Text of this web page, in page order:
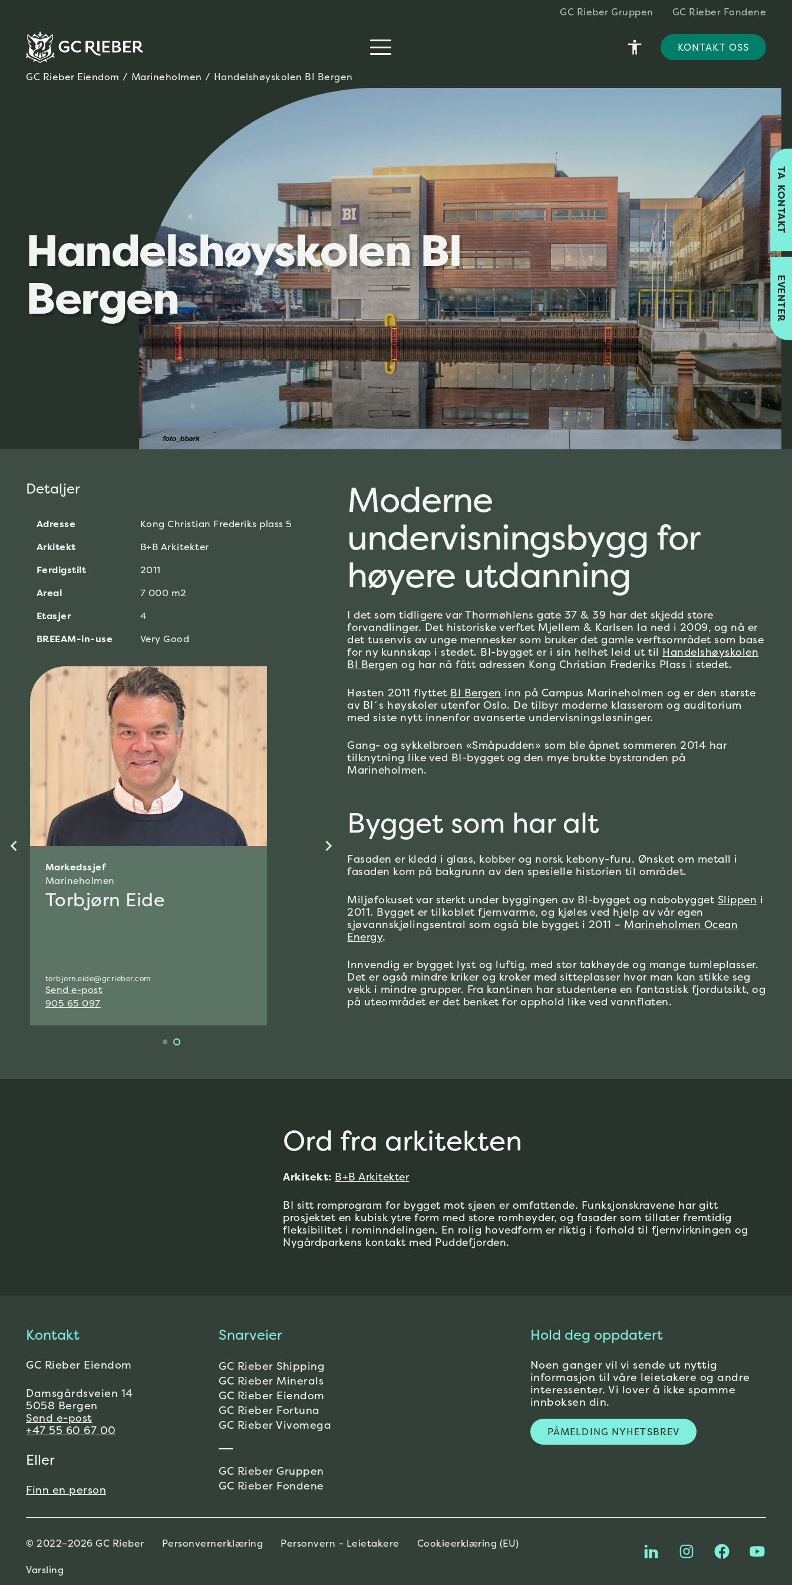
GC Rieber Gruppen GC Rieber Fondene
accessibility KONTAKT OSS
GC Rieber Eiendom / Marineholmen / Handels­høyskolen BI Bergen
Handelshøyskolen BI
Bergen
Detaljer
Adresse
Kong Christian Frederiks plass 5
Arkitekt
B+B Arkitekter
Ferdigstilt
2011
Areal
7 000 m2
Etasjer
4
BREEAM-in-use
Very Good
Markedssjef
Marineholmen
Torbjørn Eide
torbjorn.eide@gcrieber.com
Send e-post
905 65 097
Områdeleder
Eirik Haugsdal
eirik.haugsdal@gcrieber.com
Send e-post
930 18 107
Markedssjef
Torbjørn Eide
torbjorn.eide@gcrieber.com
Send e-post
905 65 097
Moderne
undervisningsbygg for
høyere utdanning
I det som tidligere var Thormøhlens gate 37 & 39 har det skjedd store
forvandlinger. Det historiske verftet Mjellem & Karlsen la ned i 2009, og nå er
det tusenvis av unge mennesker som bruker det gamle verftsområdet som base
for ny kunnskap i stedet. BI-bygget er i sin helhet leid ut til Handelshøyskolen
BI Bergen og har nå fått adressen Kong Christian Frederiks Plass i stedet.
Høsten 2011 flyttet BI Bergen inn på Campus Marineholmen og er den største
av BI´s høyskoler utenfor Oslo. De tilbyr moderne klasserom og auditorium
med siste nytt innenfor avanserte undervisningsløsninger.
Gang- og sykkelbroen «Småpudden» som ble åpnet sommeren 2014 har
tilknytning like ved BI-bygget og den mye brukte bystranden på
Marineholmen.
Bygget som har alt
Fasaden er kledd i glass, kobber og norsk kebony-furu. Ønsket om metall i
fasaden kom på bakgrunn av den spesielle historien til området.
Miljøfokuset var sterkt under byggingen av BI-bygget og nabobygget Slippen i
2011. Bygget er tilkoblet fjernvarme, og kjøles ved hjelp av vår egen
sjøvannskjølingsentral som også ble bygget i 2011 – Marineholmen Ocean
Energy.
Innvendig er bygget lyst og luftig, med stor takhøyde og mange tumleplasser.
Det er også mindre kriker og kroker med sitteplasser hvor man kan stikke seg
vekk i mindre grupper. Fra kantinen har studentene en fantastisk fjordutsikt, og
på uteområdet er det benket for opphold like ved vannflaten.
Ord fra arkitekten
Arkitekt: B+B Arkitekter
BI sitt romprogram for bygget mot sjøen er omfattende. Funksjonskravene har gitt
prosjektet en kubisk ytre form med store romhøyder, og fasader som tillater fremtidig
fleksibilitet i rominndelingen. En rolig hovedform er riktig i forhold til fjernvirkningen og
Nygårdparkens kontakt med Puddefjorden.
Kontakt
GC Rieber Eiendom
Damsgårdsveien 14
5058 Bergen
Send e-post
+47 55 60 67 00
Eller
Finn en person
Snarveier
GC Rieber Shipping
GC Rieber Minerals
GC Rieber Eiendom
GC Rieber Fortuna
GC Rieber Vivomega
GC Rieber Gruppen
GC Rieber Fondene
Hold deg oppdatert
Noen ganger vil vi sende ut nyttig
informasjon til våre leietakere og andre
interessenter. Vi lover å ikke spamme
innboksen din.
PÅMELDING NYHETSBREV
© 2022–2026 GC Rieber Personvernerklæring Personvern – Leietakere Cookieerklæring (EU)
Varsling
TA KONTAKT
EVENTER